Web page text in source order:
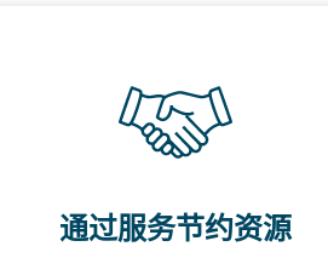
通过服务节约资源